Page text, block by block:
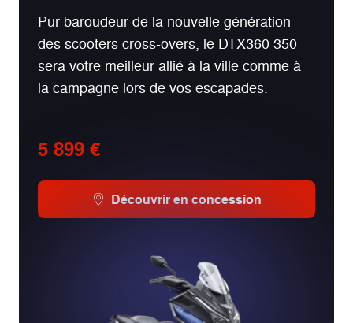
Pur baroudeur de la nouvelle génération
des scooters cross-overs, le DTX360 350
sera votre meilleur allié à la ville comme à
la campagne lors de vos escapades.
5 899 €
Découvrir en concession